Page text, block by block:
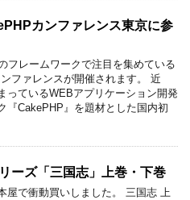
カンファレンス東京に参
フレームワークで注目を集めている
ファレンスが開催されます。 近
っているWEBアプリケーション開発
『CakePHP』を題材とした国内初
ーズ「三国志」上巻・下巻
屋で衝動買いしました。 三国志 上